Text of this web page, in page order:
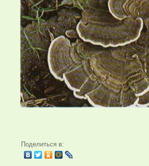
Поделиться в: